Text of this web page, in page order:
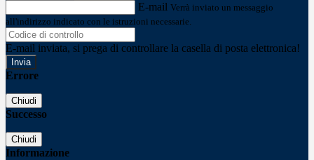
E-mail Verrà inviato un messaggio
all'indirizzo indicato con le istruzioni necessarie.
E-mail inviata, si prega di controllare la casella di posta elettronica!
Errore
Chiudi
Successo
Chiudi
Informazione